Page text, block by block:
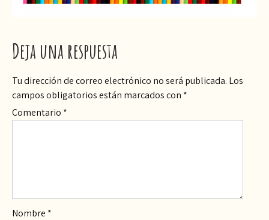
Deja una respuesta
Tu dirección de correo electrónico no será publicada. Los
campos obligatorios están marcados con *
Comentario *
Nombre *